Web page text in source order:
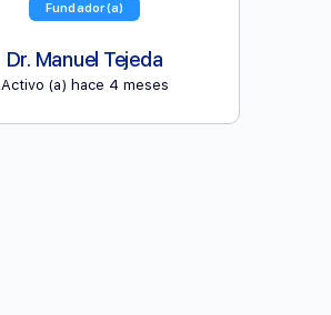
Fundador(a)
Dr. Manuel Tejeda
Activo (a) hace 4 meses